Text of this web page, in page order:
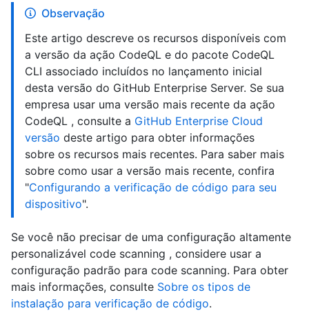
Observação
Este artigo descreve os recursos disponíveis com
a versão da ação CodeQL e do pacote CodeQL
CLI associado incluídos no lançamento inicial
desta versão do GitHub Enterprise Server. Se sua
empresa usar uma versão mais recente da ação
CodeQL , consulte a GitHub Enterprise Cloud
versão deste artigo para obter informações
sobre os recursos mais recentes. Para saber mais
sobre como usar a versão mais recente, confira
"Configurando a verificação de código para seu
dispositivo".
Se você não precisar de uma configuração altamente
personalizável code scanning , considere usar a
configuração padrão para code scanning. Para obter
mais informações, consulte Sobre os tipos de
instalação para verificação de código.